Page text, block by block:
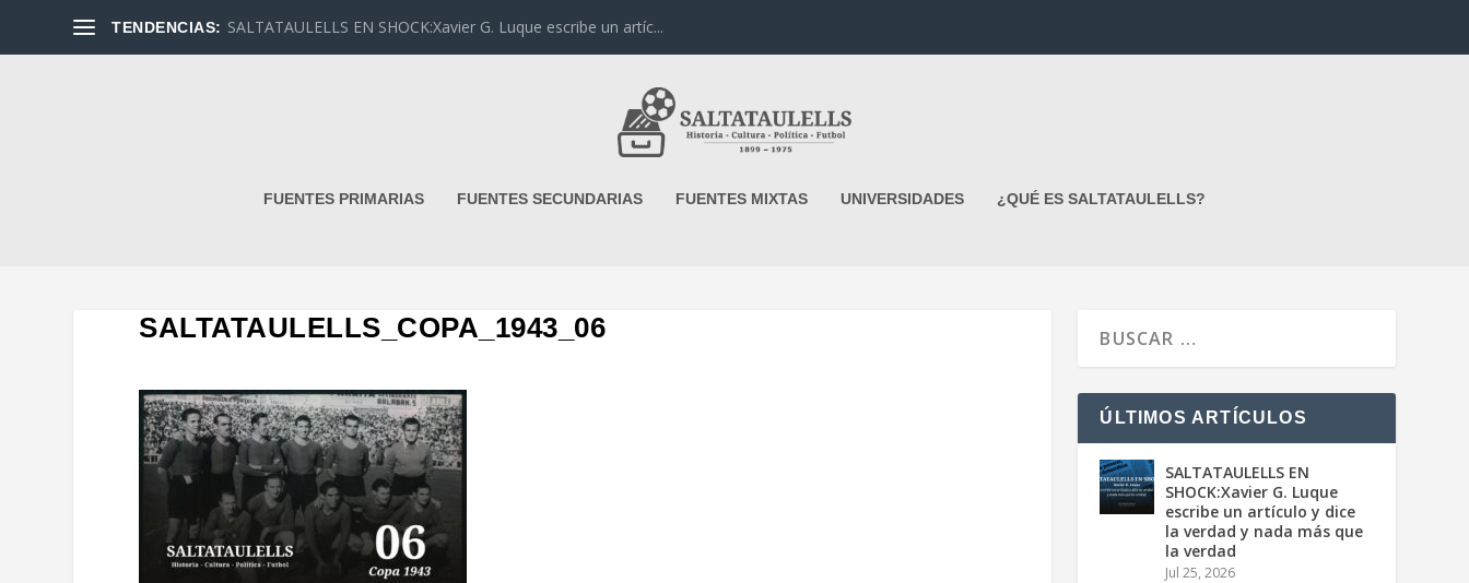
TENDENCIAS: SALTATAULELLS EN SHOCK:Xavier G. Luque escribe un artíc...
FUENTES PRIMARIAS FUENTES SECUNDARIAS FUENTES MIXTAS UNIVERSIDADES ¿QUÉ ES SALTATAULELLS?
SALTATAULELLS_COPA_1943_06
ÚLTIMOS ARTÍCULOS
SALTATAULELLS EN
SHOCK:Xavier G. Luque
escribe un artículo y dice
la verdad y nada más que
la verdad
Jul 25, 2026